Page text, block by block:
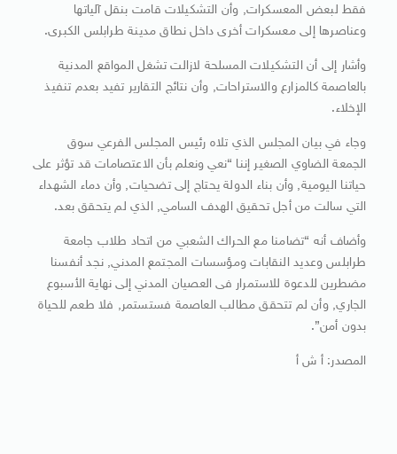
فقط لبعض المعسكرات, وأن التشكيلات قامت بنقل آلياتها
وعناصرها إلى معسكرات أخرى داخل نطاق مدينة طرابلس الكبرى.
وأشار إلى أن التشكيلات المسلحة لازالت تشغل المواقع المدنية
بالعاصمة كالمزارع والاستراحات, وأن نتائج التقارير تفيد بعدم تنفيذ
الإخلاء.
وجاء في بيان المجلس الذي تلاه رئيس المجلس الفرعي سوق
الجمعة الضاوي الصغير إننا “نعي ونعلم بأن الاعتصامات قد تؤثر على
حياتنا اليومية, وأن بناء الدولة يحتاج إلى تضحيات, وأن دماء الشهداء
التي سالت من أجل تحقيق الهدف السامي, الذي لم يتحقق بعد.
وأضاف أنه “تضامنا مع الحراك الشعبي من اتحاد طلاب جامعة
طرابلس وعديد النقابات ومؤسسات المجتمع المدني, نجد أنفسنا
مضطرين للدعوة للاستمرار فى العصيان المدني إلى نهاية الأسبوع
الجاري, وأن لم تتحقق مطالب العاصمة فستستمر, فلا طعم للحياة
بدون أمن”.
المصدر: أ ش أ